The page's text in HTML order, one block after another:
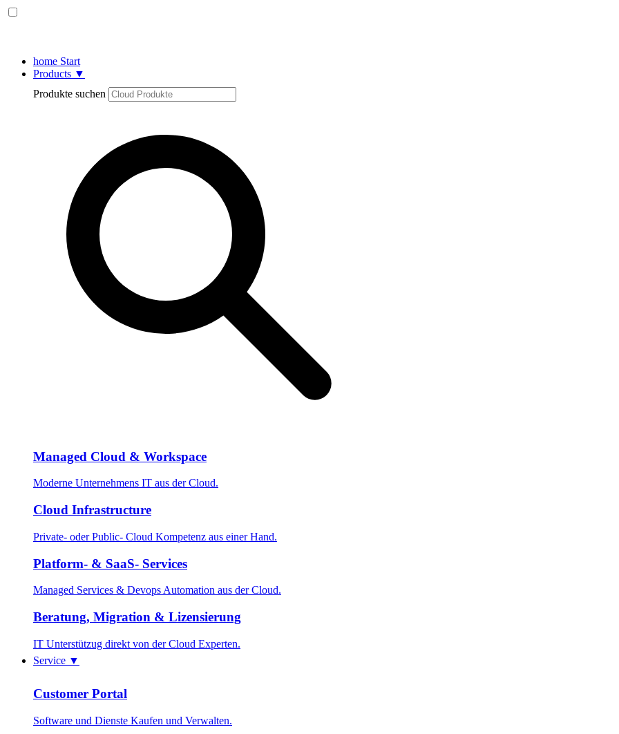
home Start
Products ▼
Produkte suchen
Managed Cloud & Workspace
Moderne Unternehmens IT aus der Cloud.
Cloud Infrastructure
Private- oder Public- Cloud Kompetenz aus einer Hand.
Platform- & SaaS- Services
Managed Services & Devops Automation aus der Cloud.
Beratung, Migration & Lizensierung
IT Unterstützug direkt von der Cloud Experten.
Service ▼
Customer Portal
Software und Dienste Kaufen und Verwalten.